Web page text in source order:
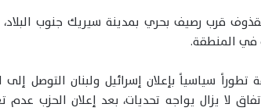
قرب رصيف بحري بمدينة سيريك جنوب
في المنطقة.
سياسياً بإعلان إسرائيل ولبنان التوصل إلى
لا يزال يواجه تحديات، بعد إعلان الحزب